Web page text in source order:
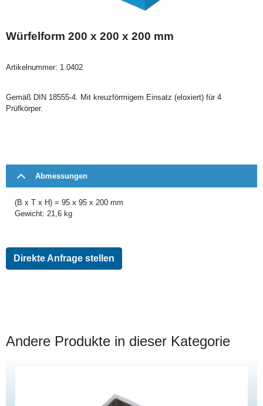
Würfelform 200 x 200 x 200 mm
Artikelnummer: 1.0402
Gemäß DIN 18555-4. Mit kreuzförmigem Einsatz (eloxiert) für 4
Prüfkörper.
Abmessungen
(B x T x H) = 95 x 95 x 200 mm
Gewicht: 21,6 kg
Direkte Anfrage stellen
Andere Produkte in dieser Kategorie